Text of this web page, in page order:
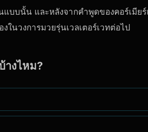
แบบนั้น และหลังจากคำพูดของคอร์เมีย
ในวงการมวยรุ่นเวลเตอร์เวทต่อไป
างไหม?